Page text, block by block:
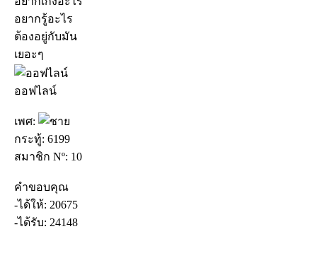
อยากรู้อะไร
ต้องอยู่กับมัน
เยอะๆ
ออฟไลน์
เพศ:
กระทู้: 6199
สมาชิก Nº: 10
คำขอบคุณ
-ได้ให้: 20675
-ได้รับ: 24148